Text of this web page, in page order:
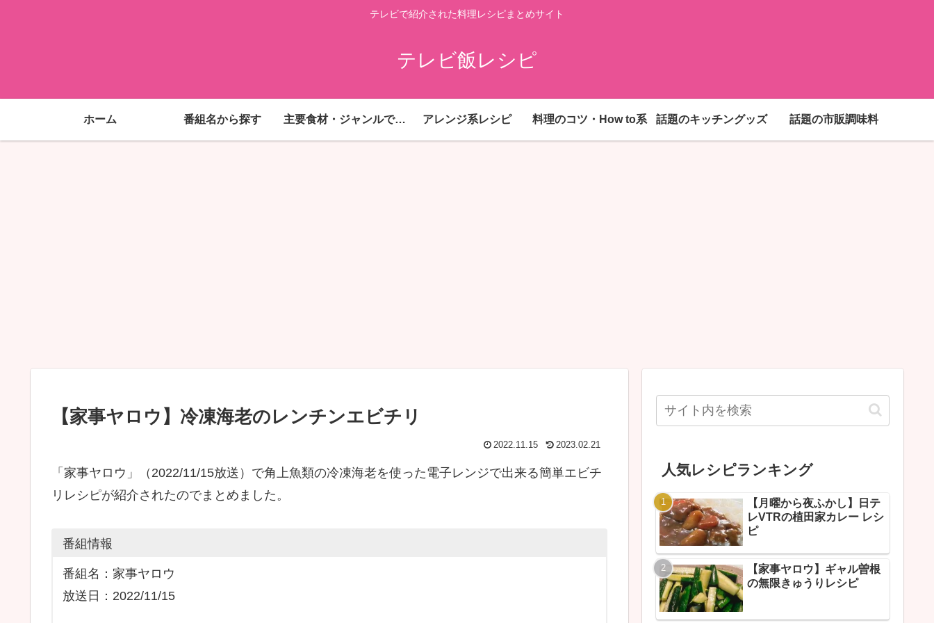
テレビで紹介された料理レシピまとめサイト
テレビ飯レシピ
ホーム 番組名から探す 主要食材・ジャンルで探す アレンジ系レシピ 料理のコツ・How to系 話題のキッチングッズ 話題の市販調味料
【家事ヤロウ】冷凍海老のレンチンエビチリ
2022.11.15 2023.02.21
「家事ヤロウ」（2022/11/15放送）で角上魚類の冷凍海老を使った電子レンジで出来る簡単エビチ
リレシピが紹介されたのでまとめました。
番組情報
番組名：家事ヤロウ
放送日：2022/11/15
人気レシピランキング
【月曜から夜ふかし】日テ
レVTRの植田家カレー レシ
ピ
【家事ヤロウ】ギャル曽根
の無限きゅうりレシピ